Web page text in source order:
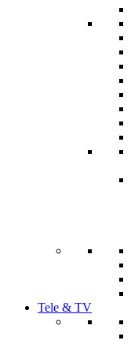
Tele & TV